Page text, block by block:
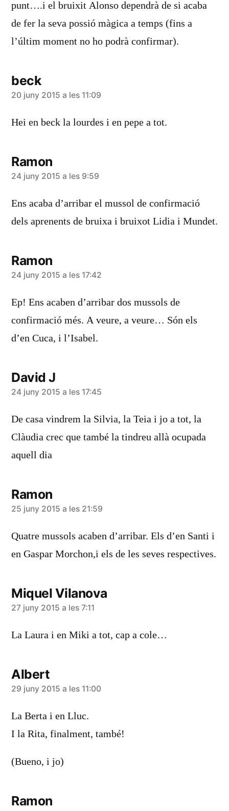
punt….i el bruixit Alonso dependrà de si acaba
de fer la seva possió màgica a temps (fins a
l’últim moment no ho podrà confirmar).
beck
diu:
20 juny 2015 a les 11:09
Hei en beck la lourdes i en pepe a tot.
Ramon
diu:
24 juny 2015 a les 9:59
Ens acaba d’arribar el mussol de confirmació
dels aprenents de bruixa i bruixot Lidia i Mundet.
Ramon
diu:
24 juny 2015 a les 17:42
Ep! Ens acaben d’arribar dos mussols de
confirmació més. A veure, a veure… Són els
d’en Cuca, i l’Isabel.
David J
diu:
24 juny 2015 a les 17:45
De casa vindrem la Silvia, la Teia i jo a tot, la
Clàudia crec que també la tindreu allà ocupada
aquell dia
Ramon
diu:
25 juny 2015 a les 21:59
Quatre mussols acaben d’arribar. Els d’en Santi i
en Gaspar Morchon,i els de les seves respectives.
Miquel Vilanova
diu:
27 juny 2015 a les 7:11
La Laura i en Miki a tot, cap a cole…
Albert
diu:
29 juny 2015 a les 11:00
La Berta i en Lluc.
I la Rita, finalment, també!
(Bueno, i jo)
Ramon